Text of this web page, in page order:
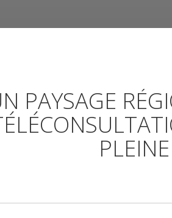
PAYSAGE